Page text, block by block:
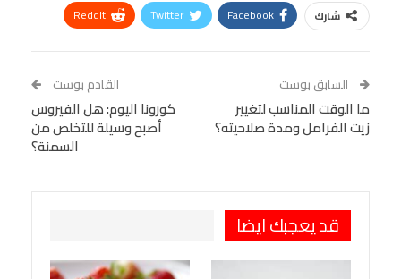
شارك Facebook
Twitter
ReddIt
Tumblr
البريد الإلكتروني
StumbleUpon
VK
Digg
LINE
BlackBerry
Viber
السابق بوست
ما الوقت المناسب لتغيير
زيت الفرامل ومدة صلاحيته؟
القادم بوست
كورونا اليوم: هل الفيروس
أصبح وسيلة للتخلص من
السمنة؟
قد يعجبك ايضا